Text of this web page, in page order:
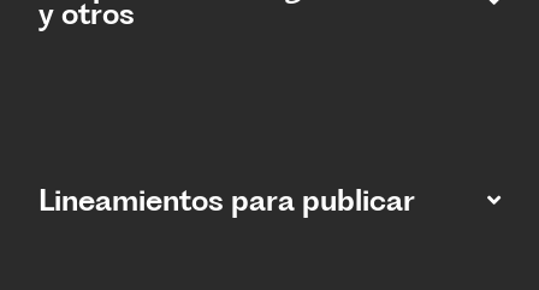
y otros
Lineamientos para publicar